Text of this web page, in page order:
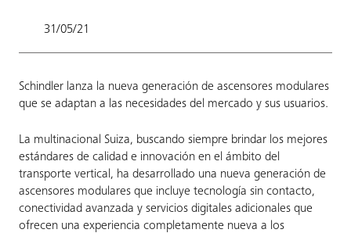
31/05/21
Schindler lanza la nueva generación de ascensores modulares
que se adaptan a las necesidades del mercado y sus usuarios.
La multinacional Suiza, buscando siempre brindar los mejores
estándares de calidad e innovación en el ámbito del
transporte vertical, ha desarrollado una nueva generación de
ascensores modulares que incluye tecnología sin contacto,
conectividad avanzada y servicios digitales adicionales que
ofrecen una experiencia completamente nueva a los